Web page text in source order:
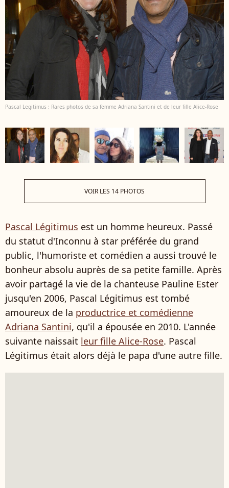
Pascal Legitimus : Rares photos de sa femme Adriana Santini et de leur fille Alice-Rose
VOIR LES 14 PHOTOS
Pascal Légitimus est un homme heureux. Passé
du statut d'Inconnu à star préférée du grand
public, l'humoriste et comédien a aussi trouvé le
bonheur absolu auprès de sa petite famille. Après
avoir partagé la vie de la chanteuse Pauline Ester
jusqu'en 2006, Pascal Légitimus est tombé
amoureux de la productrice et comédienne
Adriana Santini, qu'il a épousée en 2010. L'année
suivante naissait leur fille Alice-Rose. Pascal
Légitimus était alors déjà le papa d'une autre fille.